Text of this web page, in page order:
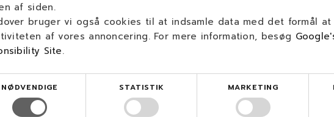
33 cm 56 .325"
1,5 mm
(0,058″)
33 cm 56 .325"
af siden.
bruger vi også cookies til at indsamle data med det formål
af vores annoncering. For mere information, besøg
Site.
NØDVENDIGE STATISTIK MARKETING